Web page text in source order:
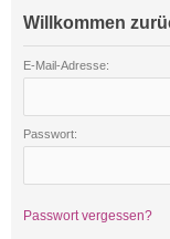
Willkommen
E-Mail-Adresse:
Passwort:
Passwort vergessen?